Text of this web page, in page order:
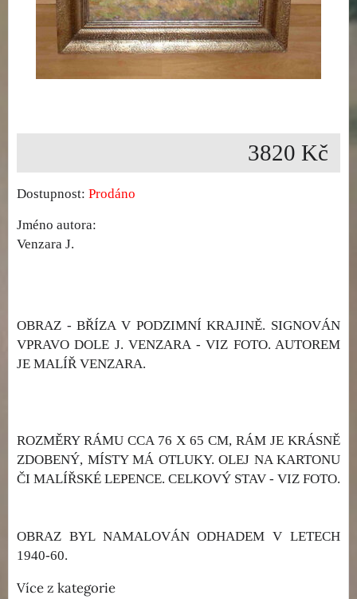
3820 Kč
Dostupnost: Prodáno
Jméno autora:
Venzara J.
OBRAZ - BŘÍZA V PODZIMNÍ KRAJINĚ. SIGNOVÁN
VPRAVO DOLE J. VENZARA - VIZ FOTO. AUTOREM
JE MALÍŘ VENZARA.
ROZMĚRY RÁMU CCA 76 X 65 CM, RÁM JE KRÁSNĚ
ZDOBENÝ, MÍSTY MÁ OTLUKY. OLEJ NA KARTONU
ČI MALÍŘSKÉ LEPENCE. CELKOVÝ STAV - VIZ FOTO.
OBRAZ BYL NAMALOVÁN ODHADEM V LETECH
1940-60.
Více z kategorie